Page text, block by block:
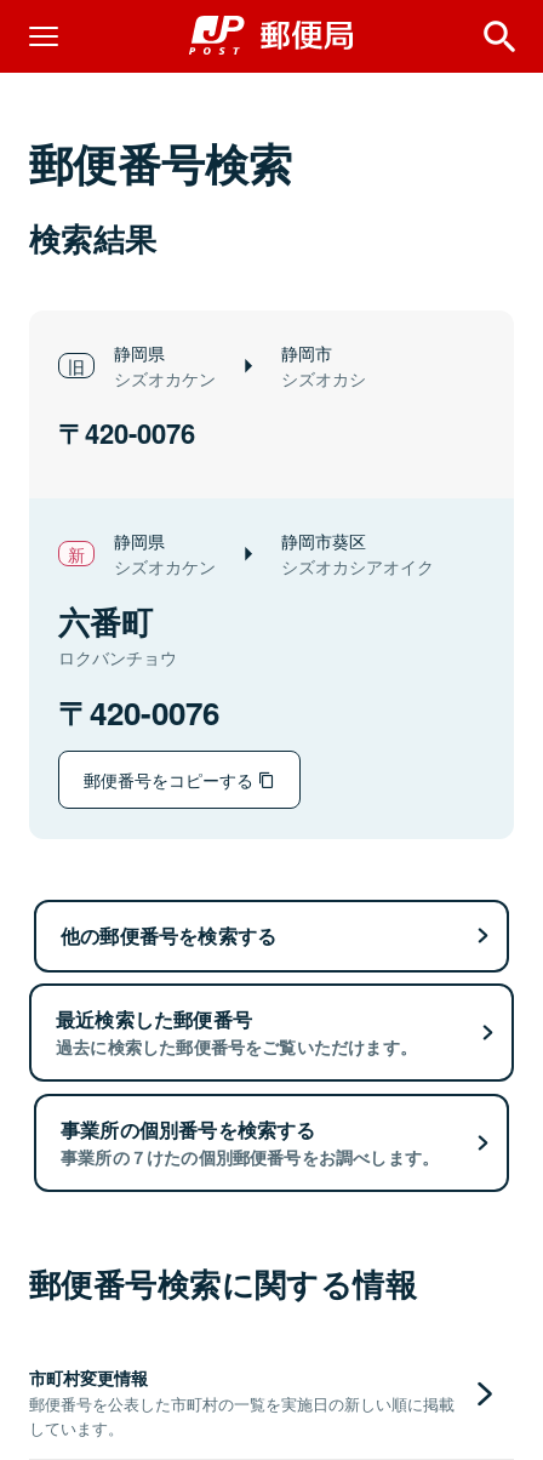
郵便番号検索
検索結果
静岡県
シズオカケン
静岡市
シズオカシ
420-0076
静岡県
シズオカケン
静岡市葵区
シズオカシアオイク
六番町
ロクバンチョウ
420-0076
郵便番号をコピーする
他の郵便番号を検索する
最近検索した郵便番号
過去に検索した郵便番号をご覧いただけます。
事業所の個別番号を検索する
事業所の７けたの個別郵便番号をお調べします。
郵便番号検索に関する情報
市町村変更情報
郵便番号を公表した市町村の一覧を実施日の新しい順に掲載
しています。